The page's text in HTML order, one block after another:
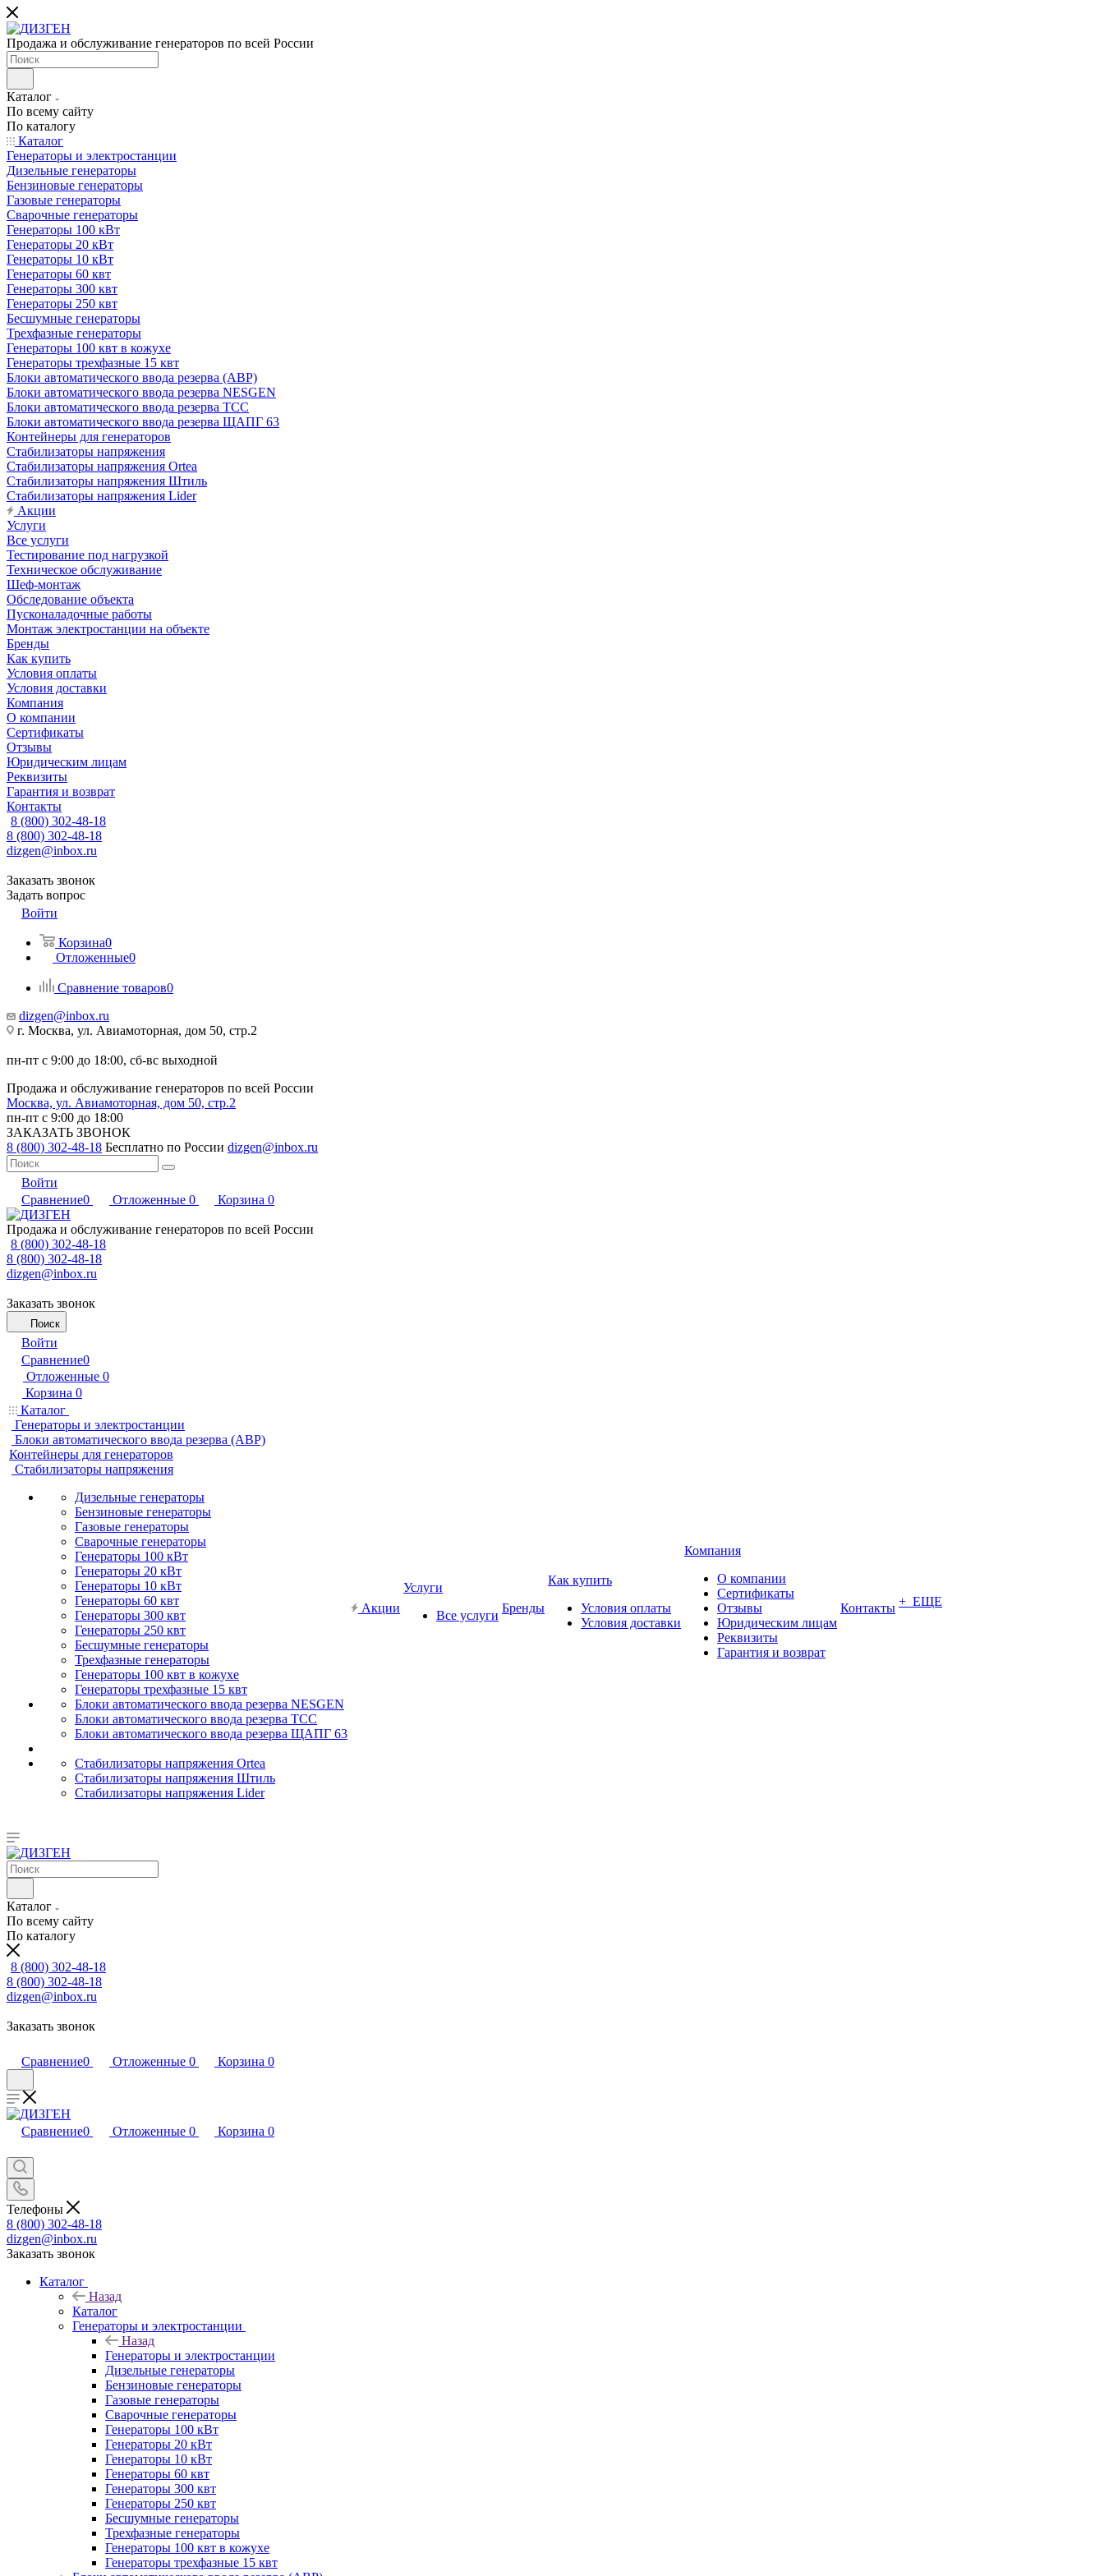
Продажа и обслуживание генераторов по всей России
Каталог
По всему сайту
По каталогу
Каталог
Генераторы и электростанции
Дизельные генераторы
Бензиновые генераторы
Газовые генераторы
Сварочные генераторы
Генераторы 100 кВт
Генераторы 20 кВт
Генераторы 10 кВт
Генераторы 60 квт
Генераторы 300 квт
Генераторы 250 квт
Бесшумные генераторы
Трехфазные генераторы
Генераторы 100 квт в кожухе
Генераторы трехфазные 15 квт
Блоки автоматического ввода резерва (АВР)
Блоки автоматического ввода резерва NESGEN
Блоки автоматического ввода резерва ТСС
Блоки автоматического ввода резерва ЩАПГ 63
Контейнеры для генераторов
Стабилизаторы напряжения
Стабилизаторы напряжения Ortea
Стабилизаторы напряжения Штиль
Стабилизаторы напряжения Lider
Акции
Услуги
Все услуги
Тестирование под нагрузкой
Техническое обслуживание
Шеф-монтаж
Обследование объекта
Пусконаладочные работы
Монтаж электростанции на объекте
Бренды
Как купить
Условия оплаты
Условия доставки
Компания
О компании
Сертификаты
Отзывы
Юридическим лицам
Реквизиты
Гарантия и возврат
Контакты
8 (800) 302-48-18
8 (800) 302-48-18
dizgen@inbox.ru
Заказать звонок
Задать вопрос
Войти
Корзина0
Отложенные0
Сравнение товаров0
dizgen@inbox.ru
г. Москва, ул. Авиамоторная, дом 50, стр.2
пн-пт с 9:00 до 18:00, сб-вс выходной
Продажа и обслуживание генераторов по всей России
Москва, ул. Авиамоторная, дом 50, стр.2
пн-пт с 9:00 до 18:00
ЗАКАЗАТЬ ЗВОНОК
8 (800) 302-48-18 Бесплатно по России dizgen@inbox.ru
Войти
Сравнение0 Отложенные 0 Корзина 0
Продажа и обслуживание генераторов по всей России
8 (800) 302-48-18
8 (800) 302-48-18
dizgen@inbox.ru
Заказать звонок
Поиск
Войти
Сравнение0
Отложенные 0
Корзина 0
Каталог
Генераторы и электростанции
Блоки автоматического ввода резерва (АВР)
Контейнеры для генераторов
Стабилизаторы напряжения
Дизельные генераторы
Бензиновые генераторы
Газовые генераторы
Сварочные генераторы
Генераторы 100 кВт
Генераторы 20 кВт
Генераторы 10 кВт
Генераторы 60 квт
Генераторы 300 квт
Генераторы 250 квт
Бесшумные генераторы
Трехфазные генераторы
Генераторы 100 квт в кожухе
Генераторы трехфазные 15 квт
Блоки автоматического ввода резерва NESGEN
Блоки автоматического ввода резерва ТСС
Блоки автоматического ввода резерва ЩАПГ 63
Стабилизаторы напряжения Ortea
Стабилизаторы напряжения Штиль
Стабилизаторы напряжения Lider
Акции
Услуги
Все услуги
Бренды
Как купить
Условия оплаты
Условия доставки
Компания
О компании
Сертификаты
Отзывы
Юридическим лицам
Реквизиты
Гарантия и возврат
Контакты + ЕЩЕ
Каталог
По всему сайту
По каталогу
8 (800) 302-48-18
8 (800) 302-48-18
dizgen@inbox.ru
Заказать звонок
Сравнение0 Отложенные 0 Корзина 0
Сравнение0 Отложенные 0 Корзина 0
Телефоны
8 (800) 302-48-18
dizgen@inbox.ru
Заказать звонок
Каталог
Назад
Каталог
Генераторы и электростанции
Назад
Генераторы и электростанции
Дизельные генераторы
Бензиновые генераторы
Газовые генераторы
Сварочные генераторы
Генераторы 100 кВт
Генераторы 20 кВт
Генераторы 10 кВт
Генераторы 60 квт
Генераторы 300 квт
Генераторы 250 квт
Бесшумные генераторы
Трехфазные генераторы
Генераторы 100 квт в кожухе
Генераторы трехфазные 15 квт